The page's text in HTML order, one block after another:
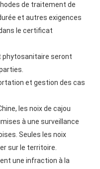
de traitement de
et autres exigences
le certificat
phytosanitaire seront
et gestion des cas
les noix de cajou
à une surveillance
Seules les noix
sur le territoire.
une infraction à la